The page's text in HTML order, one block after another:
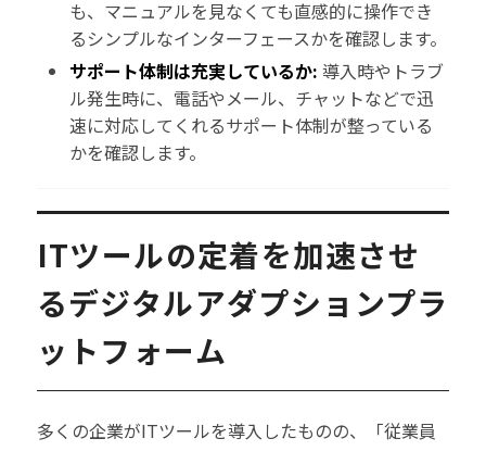
も、マニュアルを見なくても直感的に操作でき
るシンプルなインターフェースかを確認します。
サポート体制は充実しているか: 導入時やトラブ
ル発生時に、電話やメール、チャットなどで迅
速に対応してくれるサポート体制が整っている
かを確認します。
ITツールの定着を加速させ
るデジタルアダプションプラ
ットフォーム
多くの企業がITツールを導入したものの、「従業員